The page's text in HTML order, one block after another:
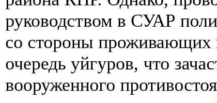
руководством в СУАР
со стороны проживающих
очередь уйгуров, что
вооруженного